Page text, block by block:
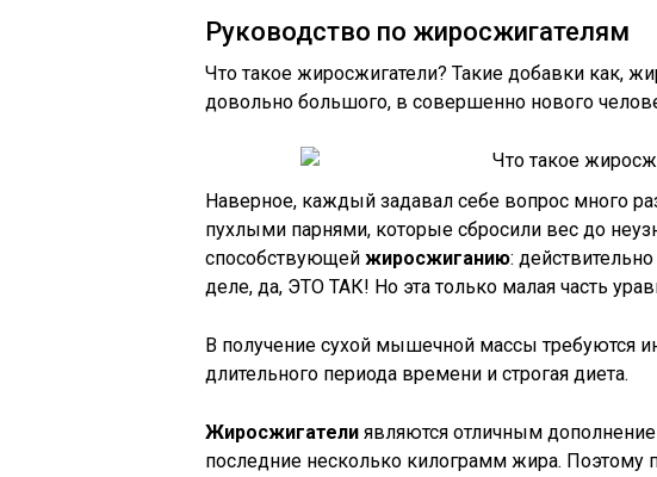
Руководство по жиросжигателям
Что такое жиросжигатели? Такие добавки как,
довольно большого, в совершенно нового
Наверное, каждый задавал себе вопрос много
пухлыми парнями, которые сбросили вес до
способствующей жиросжиганию:
деле, да, ЭТО ТАК! Но эта только малая часть
В получение сухой мышечной массы требуются
длительного периода времени и строгая диета.
Жиросжигатели являются отличным
последние несколько килограмм жира. Поэтому